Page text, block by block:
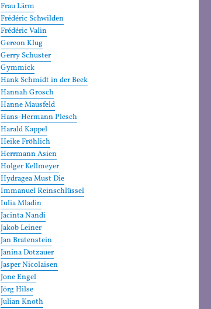
Frau Lärm
Frédéric Schwilden
Frédéric Valin
Gereon Klug
Gerry Schuster
Gymmick
Hank Schmidt in der Beek
Hannah Grosch
Hanne Mausfeld
Hans-Hermann Plesch
Harald Kappel
Heike Fröhlich
Herrmann Asien
Holger Kellmeyer
Hydragea Must Die
Immanuel Reinschlüssel
Iulia Mladin
Jacinta Nandi
Jakob Leiner
Jan Bratenstein
Janina Dotzauer
Jasper Nicolaisen
Jone Engel
Jörg Hilse
Julian Knoth